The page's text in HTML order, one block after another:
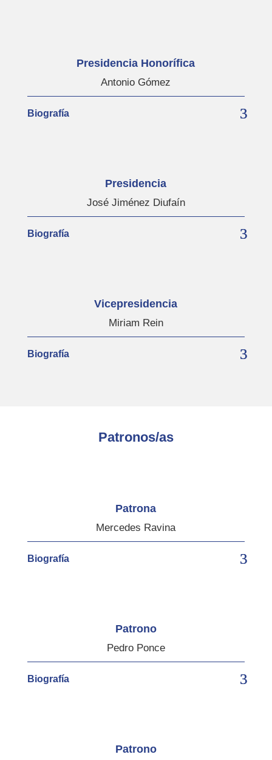
Presidencia Honorífica
Antonio Gómez
Biografía
Presidencia
José Jiménez Diufaín
Biografía
Vicepresidencia
Miriam Rein
Biografía
Patronos/as
Patrona
Mercedes Ravina
Biografía
Patrono
Pedro Ponce
Biografía
Patrono